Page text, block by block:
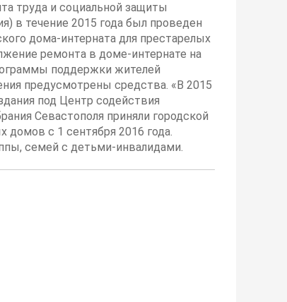
труда и социальной защиты
в течение 2015 года был проведен
дома-интерната для престарелых
ремонта в доме-интернате на
поддержки жителей
предусмотрены средства. «В 2015
под Центр содействия
Севастополя приняли городской
с 1 сентября 2016 года.
семей с детьми-инвалидами.